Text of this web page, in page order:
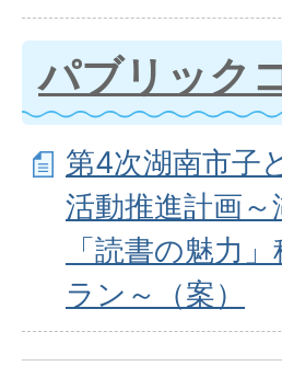
パブリック
第4次湖南市子
活動推進計画～
「読書の魅力
ラン～（案）